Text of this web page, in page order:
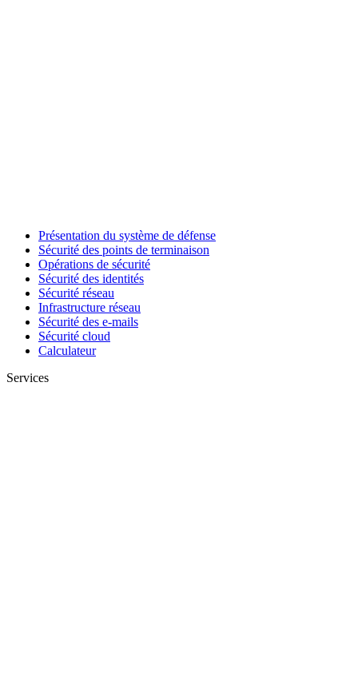
Présentation du système de défense
Sécurité des points de terminaison
Opérations de sécurité
Sécurité des identités
Sécurité réseau
Infrastructure réseau
Sécurité des e-mails
Sécurité cloud
Calculateur
Services